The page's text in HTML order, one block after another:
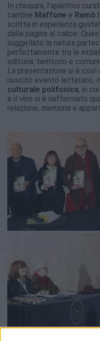
In chiusura, l’aperitivo
cantine Maffone e Ramò
scritta in esperienza
dalla pagina al calice.
suggellato la natura
perfettamente tra le
editoria, territorio e
La presentazione si è
riuscito evento letterario,
culturale polifonica, in
e il vino si è riaffermato
relazione, memoria e